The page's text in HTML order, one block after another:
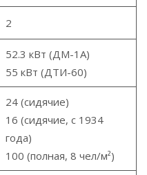
2
52.3 кВт (ДМ-1А)
55 кВт (ДТИ-60)
24 (сидячие)
16 (сидячие, с 1934
года)
100 (полная, 8 чел/м²)